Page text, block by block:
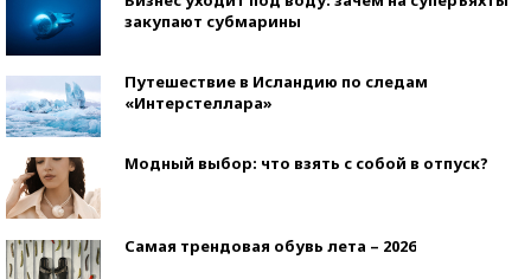
закупают субмарины
Путешествие в Исландию по следам
«Интерстеллара»
Модный выбор: что взять с собой в отпуск?
Самая трендовая обувь лета – 2026